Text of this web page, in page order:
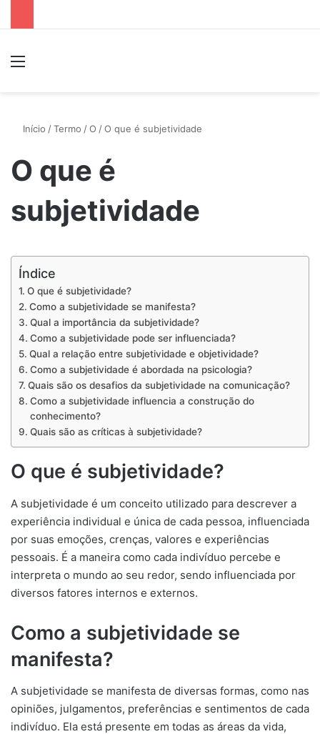
Início /Termo /O /O que é subjetividade
O que é
subjetividade
Índice
O que é subjetividade?
Como a subjetividade se manifesta?
Qual a importância da subjetividade?
Como a subjetividade pode ser influenciada?
Qual a relação entre subjetividade e objetividade?
Como a subjetividade é abordada na psicologia?
Quais são os desafios da subjetividade na comunicação?
Como a subjetividade influencia a construção do
conhecimento?
Quais são as críticas à subjetividade?
O que é subjetividade?
A subjetividade é um conceito utilizado para descrever a
experiência individual e única de cada pessoa, influenciada
por suas emoções, crenças, valores e experiências
pessoais. É a maneira como cada indivíduo percebe e
interpreta o mundo ao seu redor, sendo influenciada por
diversos fatores internos e externos.
Como a subjetividade se
manifesta?
A subjetividade se manifesta de diversas formas, como nas
opiniões, julgamentos, preferências e sentimentos de cada
indivíduo. Ela está presente em todas as áreas da vida,